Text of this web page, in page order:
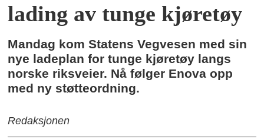
lading av tunge kjøretøy
Mandag kom Statens Vegvesen med sin
nye ladeplan for tunge kjøretøy langs
norske riksveier. Nå følger Enova opp
med ny støtteordning.
Redaksjonen